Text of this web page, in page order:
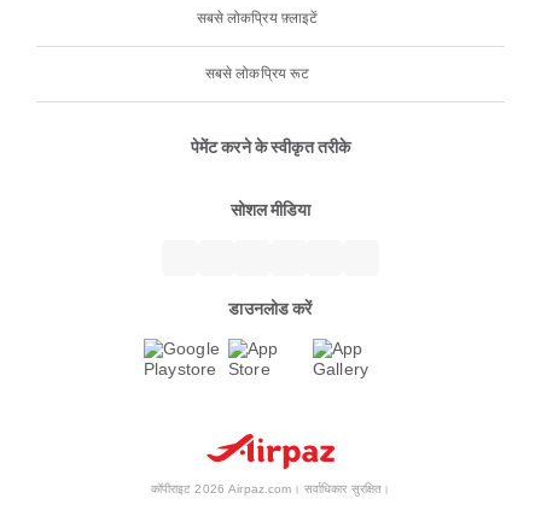
सबसे लोकप्रिय फ़्लाइटें
सबसे लोकप्रिय रूट
पेमेंट करने के स्वीकृत तरीके
सोशल मीडिया
डाउनलोड करें
कॉपीराइट 2026 Airpaz.com। सर्वाधिकार सुरक्षित।